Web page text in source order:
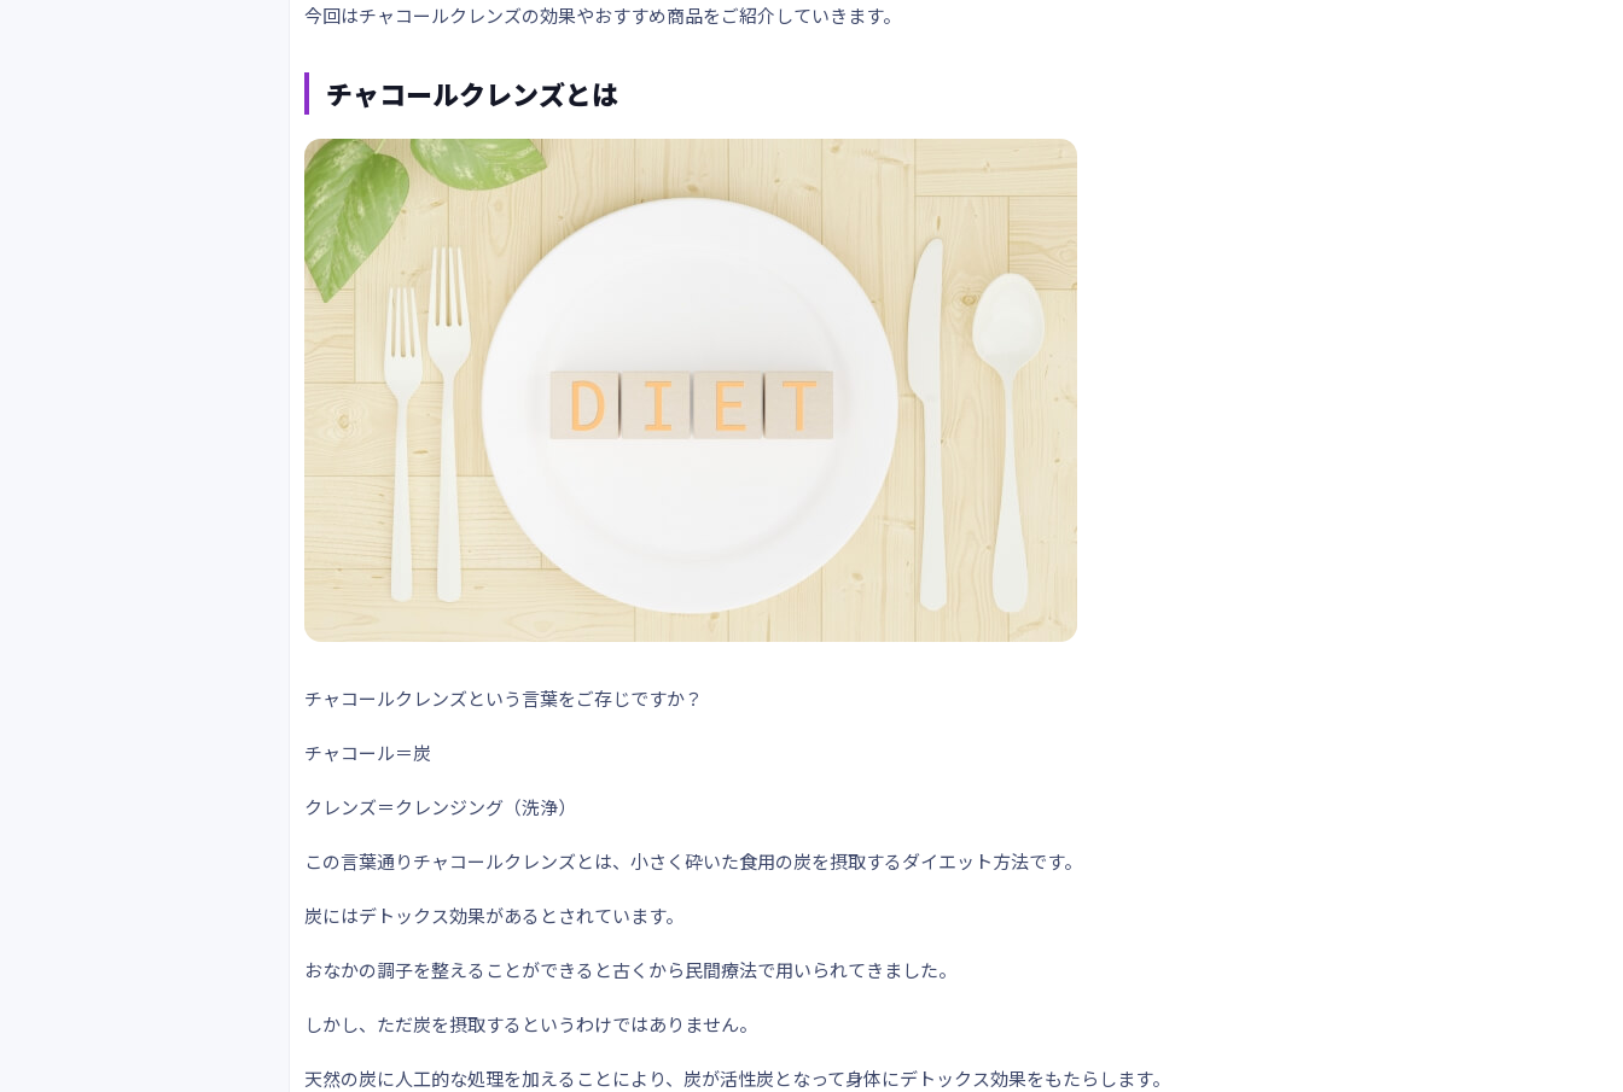
今回はチャコールクレンズの効果やおすすめ商品をご紹介していきます。
チャコールクレンズとは
チャコールクレンズという言葉をご存じですか？
チャコール＝炭
クレンズ＝クレンジング（洗浄）
この言葉通りチャコールクレンズとは、 小さく砕いた食用の炭を摂取するダイエット方法です。
炭にはデトックス効果があるとされています。
おなかの調子を整えることができると古くから民間療法で用いられてきました。
しかし、ただ炭を摂取するというわけではありません。
天然の炭に人工的な処理を加えることにより、炭が活性炭となって身体にデトックス効果をもたらします。